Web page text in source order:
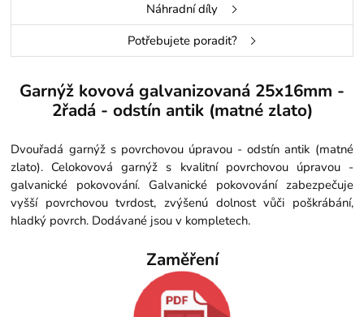
Náhradní díly
Potřebujete poradit?
Garnýž kovová galvanizovaná 25x16mm -
2řadá - odstín antik (matné zlato)
Dvouřadá garnýž s povrchovou úpravou - odstín antik (matné
zlato). Celokovová garnýž s kvalitní povrchovou úpravou -
galvanické pokovování. Galvanické pokovování zabezpečuje
vyšší povrchovou tvrdost, zvýšenú dolnost vůči poškrábání,
hladký povrch. Dodávané jsou v kompletech.
Zaměření